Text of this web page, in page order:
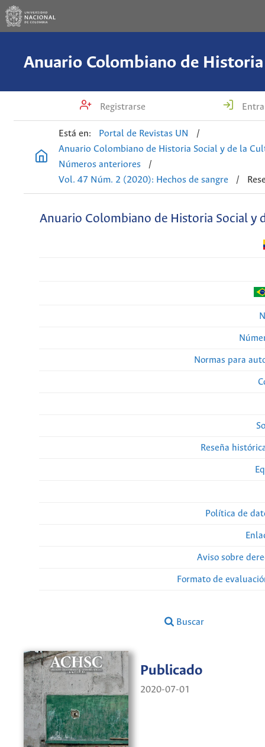
Registrarse
Está en: Portal de Revistas UN
/
Anuario Colombiano de Historia Social y de la
Números anteriores
/
Vol. 47 Núm. 2 (2020): Hechos de sangre
/
Anuario Colombiano de Historia Social y
Normas para
Reseña
Política de
Aviso sobre
Formato de
Buscar
Publicado
2020-07-01